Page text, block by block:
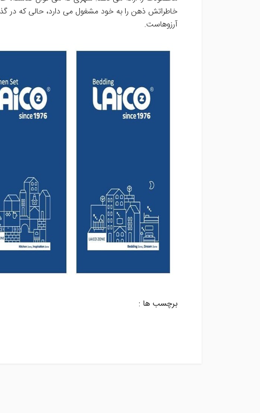
خاطراتش ذهن را به خود مشغول می دارد، حالی که در
آرزوهاست.
برچسب ها :